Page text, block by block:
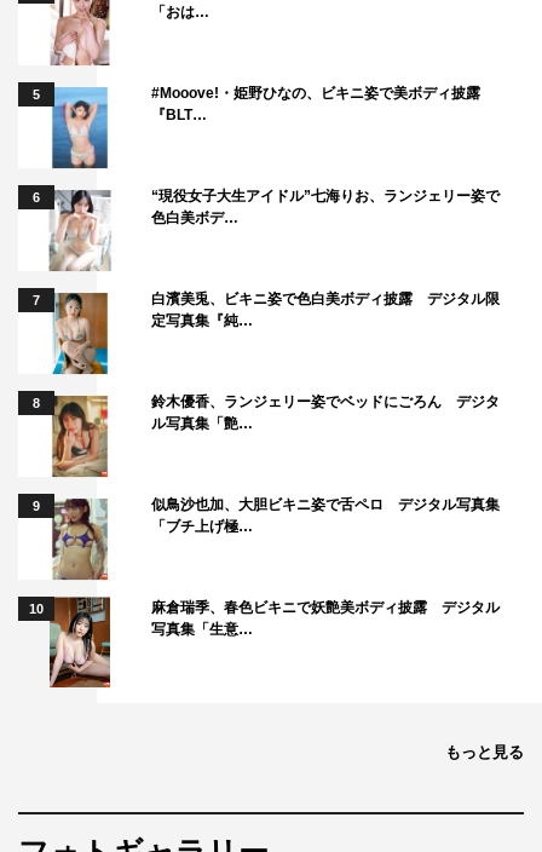
「おは…
5
#Mooove!・姫野ひなの、ビキニ姿で美ボディ披露
『BLT…
6
“現役女子大生アイドル”七海りお、ランジェリー姿で
色白美ボデ…
7
白濱美兎、ビキニ姿で色白美ボディ披露 デジタル限
定写真集『純…
8
鈴木優香、ランジェリー姿でベッドにごろん デジタ
ル写真集「艶…
9
似鳥沙也加、大胆ビキニ姿で舌ペロ デジタル写真集
「ブチ上げ極…
10
麻倉瑞季、春色ビキニで妖艶美ボディ披露 デジタル
写真集「生意…
もっと見る